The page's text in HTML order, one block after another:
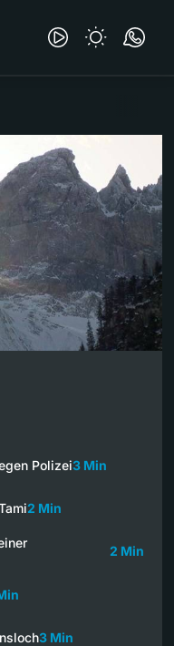
Polizei3 Min
2 Min
2 Min
3 Min